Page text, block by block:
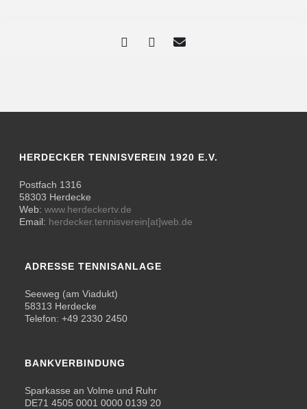
HERDECKER TENNISVEREIN 1920 E.V.
Postfach 1316
58303 Herdecke
Web:www.herdeckertv.de
Email: herdecker.tennisverein[at]web.de
ADRESSE TENNISANLAGE
Seeweg (am Viadukt)
58313 Herdecke
Telefon: +49 2330 2450
BANKVERBINDUNG
Sparkasse an Volme und Ruhr
DE71 4505 0001 0000 0139 20